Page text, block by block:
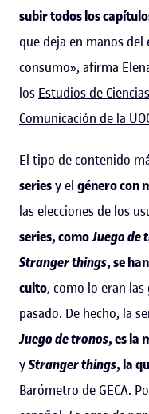
subir todos los
que deja en manos
consumo», afirma
los Estudios de
Comunicación de la
El tipo de contenido
seriesy el género con
las elecciones de los
series, comoJuego de
Stranger things, se
culto, como lo eran las
pasado. De hecho, la
Juego de tronos, es la
yStranger things, la
Barómetro de GECA.